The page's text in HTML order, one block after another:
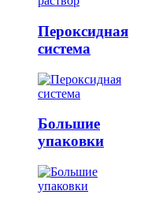
Пероксидная
система
Большие
упаковки